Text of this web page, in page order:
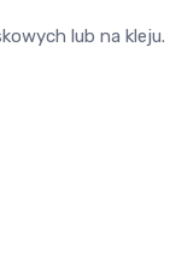
lub na kleju.